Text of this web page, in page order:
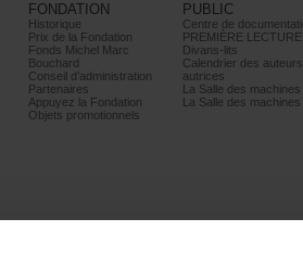
FONDATION
Historique
PrixdelaFondation
FondsMichelMarc
Bouchard
Conseild’administration
Partenaires
AppuyezlaFondation
Objetspromotionnels
PUBLIC
PREMIÈRELECTURE
Divans-lits
autrices